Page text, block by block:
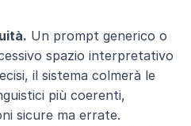
Un prompt generico o
spazio interpretativo
il sistema colmerà le
più coerenti,
sicure ma errate.